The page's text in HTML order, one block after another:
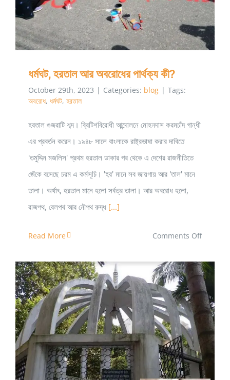
প্রযুক্তি
ধর্মঘট, হরতাল আর অবরোধের পার্থক্য কী?
ধর্মঘট, হরতাল আর অবরোধের পার্থক্য কী?
October 29th, 2023 | Categories: blog | Tags:
অবরোধ, ধর্মঘট, হরতাল
হরতাল গুজরাটি শব্দ। ব্রিটিশবিরোধী আন্দোলনে মোহনদাস করমচাঁদ গান্ধী
এর প্রবর্তন করেন। ১৯৪৮ সালে বাংলাকে রাষ্ট্রভাষা করার দাবিতে
'তমুদ্দিন মজলিস' প্রথম হরতাল ডাকার পর থেকে এ দেশের রাজনীতিতে
জেঁকে বসেছে চরম এ কর্মসূচি। 'হর' মানে সব জায়গায় আর 'তাল' মানে
তালা। অর্থাৎ, হরতাল মানে হলো সর্বত্র তালা। আর অবরোধ হলো,
রাজপথ, রেলপথ আর নৌপথ রুদ্ধ [...]
Read More Comments Offon
হরতাল
আর
অবরোধের
পার্থক্য
কী?
সার্ভে স্কুল থেকে প্রকৌশল বিশ্ববিদ্যালয়ঃ সলিমুল্লাহর প্রতি আমরা
কৃতজ্ঞ